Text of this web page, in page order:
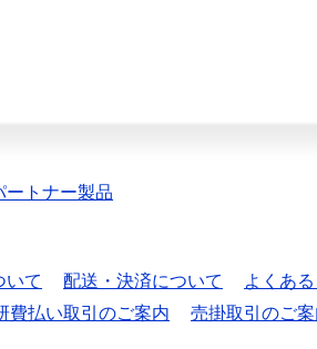
ートナー製品
いて 配送・決済について
よくあ
費払い取引のご案内 売掛取引のご案